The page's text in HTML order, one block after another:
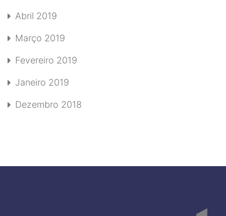
Abril 2019
Março 2019
Fevereiro 2019
Janeiro 2019
Dezembro 2018